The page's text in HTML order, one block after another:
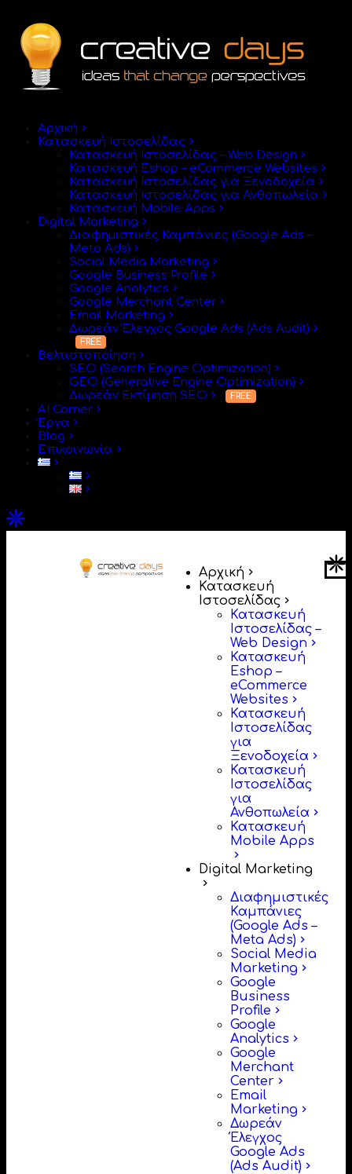
Αρχική
Κατασκευή Ιστοσελίδας
Κατασκευή Ιστοσελίδας – Web Design
Κατασκευή Eshop – eCommerce Websites
Κατασκευή Ιστοσελίδας για Ξενοδοχεία
Κατασκευή Ιστοσελίδας για Ανθοπωλεία
Κατασκευή Mobile Apps
Digital Marketing
Διαφημιστικές Καμπάνιες (Google Ads –
Meta Ads)
Social Media Marketing
Google Business Profile
Google Analytics
Google Merchant Center
Email Marketing
Δωρεάν Έλεγχος Google Ads (Ads Audit)
Βελτιστοποίηση
SEO (Search Engine Optimization)
GEO (Generative Engine Optimization)
Δωρεάν Εκτίμηση SEO
AI Corner
Έργα
Blog
Επικοινωνία
Αρχική
Κατασκευή
Ιστοσελίδας
Κατασκευή
Ιστοσελίδας –
Web Design
Κατασκευή
Eshop –
eCommerce
Websites
Κατασκευή
Ιστοσελίδας
για
Ξενοδοχεία
Κατασκευή
Ιστοσελίδας
για
Ανθοπωλεία
Κατασκευή
Mobile Apps
Digital Marketing
Διαφημιστικές
Καμπάνιες
(Google Ads –
Meta Ads)
Social Media
Marketing
Google
Business
Profile
Google
Analytics
Google
Merchant
Center
Email
Marketing
Δωρεάν
Έλεγχος
Google Ads
(Ads Audit)